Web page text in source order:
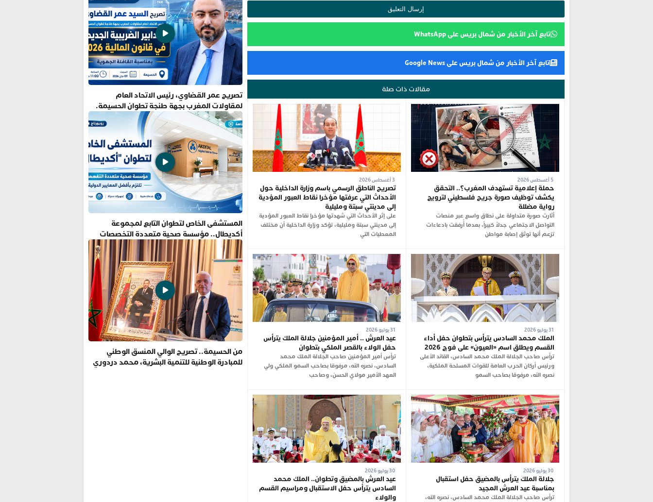
تابع آخر الأخبار من شمال بريس على WhatsApp
تابع آخر الأخبار من شمال بريس على Google News
مقالات ذات صلة
حملة إعلامية تستهدف المغرب؟.. التحقق
يكشف توظيف صورة جريح فلسطيني لترويج
رواية مضللة
أثارت صورة متداولة على نطاق واسع عبر منصات
التواصل الاجتماعي جدلاً كبيراً، بعدما أُرفقت بادعاءات
تزعم أنها توثق إصابة مواطن
تصريح الناطق الرسمي باسم وزارة الداخلية حول
الأحداث التي عرفتها مؤخرا نقاط العبور المؤدية
إلى مدينتي سبتة ومليلية
على إثر الأحداث التي شهدتها مؤخرا نقاط العبور المؤدية
إلى مدينتي سبتة ومليلية، تؤكد وزارة الداخلية أن مختلف
المعطيات التي
الملك محمد السادس يترأس بتطوان حفل أداء
القسم ويطلق اسم «العيون» على فوج 2026
ترأس صاحب الجلالة الملك محمد السادس، القائد الأعلى
ورئيس أركان الحرب العامة للقوات المسلحة الملكية،
نصره الله، مرفوقا بصاحب السمو
31 يوليو 2026
عيد العرش .. أمير المؤمنين جلالة الملك يترأس
حفل الولاء بالقصر الملكي بتطوان
ترأس أمير المؤمنين صاحب الجلالة الملك محمد
السادس، نصره الله، مرفوقا بصاحب السمو الملكي ولي
العهد الأمير مولاي الحسن، وصاحب
جلالة الملك يترأس بالمضيق حفل استقبال
بمناسبة عيد العرش المجيد
ترأس صاحب الجلالة الملك محمد السادس، نصره الله،
30 يوليو 2026
عيد العرش بالمضيق وتطوان.. الملك محمد
السادس يترأس حفل الاستقبال ومراسيم القسم
والولاء
تصريح عمر القضاوي، رئيس الاتحاد العام
لمقاولات المغرب بجهة طنجة تطوان الحسيمة.
المستشفى الخاص لتطوان التابع لمجموعة
أكديطال.. مؤسسة صحية متعددة التخصصات
تلتزم بأفضل المعايير الدولية
من الحسيمة.. تصريح الوالي المنسق الوطني
للمبادرة الوطنية للتنمية البشرية، محمد دردوري